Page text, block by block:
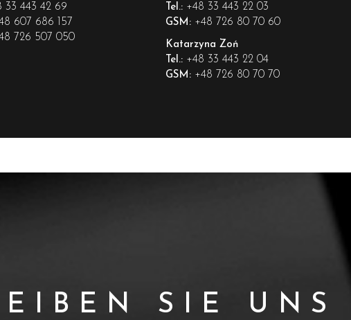
443 42 69
607 686 157
726 507 050
Tel.: +48 33 443 22 03
GSM: +48 726 80 70 60
Katarzyna Zoń
Tel.: +48 33 443 22 04
GSM: +48 726 80 70 70
SIE UNS